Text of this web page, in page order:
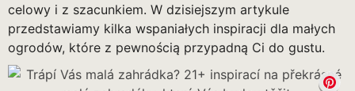
celowy i z szacunkiem. W dzisiejszym artykule
przedstawiamy kilka wspaniałych inspiracji dla małych
ogrodów, które z pewnością przypadną Ci do gustu.